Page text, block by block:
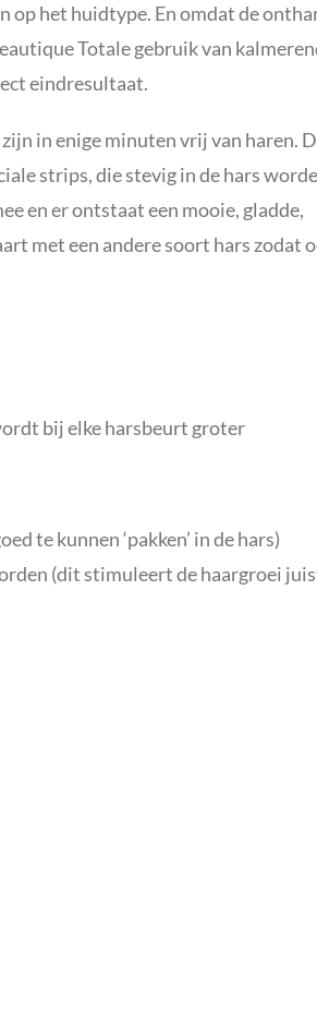
op het huidtype. En omdat de
Totale gebruik van
eindresultaat.
in enige minuten vrij van haren.
strips, die stevig in de hars
en er ontstaat een mooie, gladde,
met een andere soort hars zodat
bij elke harsbeurt groter
te kunnen ‘pakken’ in de hars)
(dit stimuleert de haargroei